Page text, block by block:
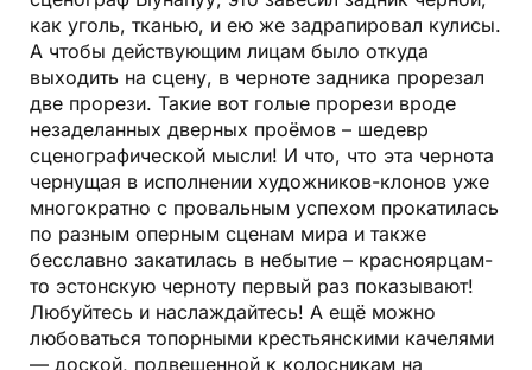
как уголь, тканью, и ею же задрапировал кулисы.
А чтобы действующим лицам было откуда
выходить на сцену, в черноте задника прорезал
две прорези. Такие вот голые прорези вроде
незаделанных дверных проёмов – шедевр
сценографической мысли! И что, что эта чернота
чернущая в исполнении художников-клонов уже
многократно с провальным успехом прокатилась
по разным оперным сценам мира и также
бесславно закатилась в небытие – красноярцам-
то эстонскую черноту первый раз показывают!
Любуйтесь и наслаждайтесь! А ещё можно
любоваться топорными крестьянскими качелями
— доской, подвешенной к колосникам на